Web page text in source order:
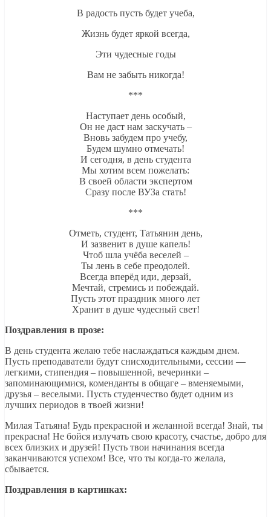
В радость пусть будет учеба,
Жизнь будет яркой всегда,
Эти чудесные годы
Вам не забыть никогда!
***
Наступает день особый,
Он не даст нам заскучать –
Вновь забудем про учебу,
Будем шумно отмечать!
И сегодня, в день студента
Мы хотим всем пожелать:
В своей области экспертом
Сразу после ВУЗа стать!
***
Отметь, студент, Татьянин день,
И зазвенит в душе капель!
Чтоб шла учёба веселей –
Ты лень в себе преодолей.
Всегда вперёд иди, дерзай,
Мечтай, стремись и побеждай.
Пусть этот праздник много лет
Хранит в душе чудесный свет!
Поздравления в прозе:
В день студента желаю тебе наслаждаться каждым днем.
Пусть преподаватели будут снисходительными, сессии —
легкими, стипендия – повышенной, вечеринки –
запоминающимися, коменданты в общаге – вменяемыми,
друзья – веселыми. Пусть студенчество будет одним из
лучших периодов в твоей жизни!
Милая Татьяна! Будь прекрасной и желанной всегда! Знай, ты
прекрасна! Не бойся излучать свою красоту, счастье, добро для
всех близких и друзей! Пусть твои начинания всегда
заканчиваются успехом! Все, что ты когда-то желала,
сбывается.
Поздравления в картинках: